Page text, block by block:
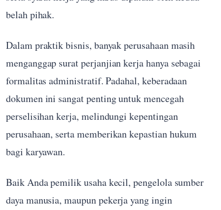
belah pihak.
Dalam praktik bisnis, banyak perusahaan masih
menganggap surat perjanjian kerja hanya sebagai
formalitas administratif. Padahal, keberadaan
dokumen ini sangat penting untuk mencegah
perselisihan kerja, melindungi kepentingan
perusahaan, serta memberikan kepastian hukum
bagi karyawan.
Baik Anda pemilik usaha kecil, pengelola sumber
daya manusia, maupun pekerja yang ingin